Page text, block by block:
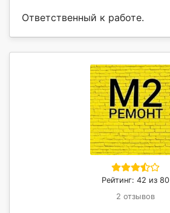
Ответственный к работе.
Рейтинг: 42 из 80
2 отзывов